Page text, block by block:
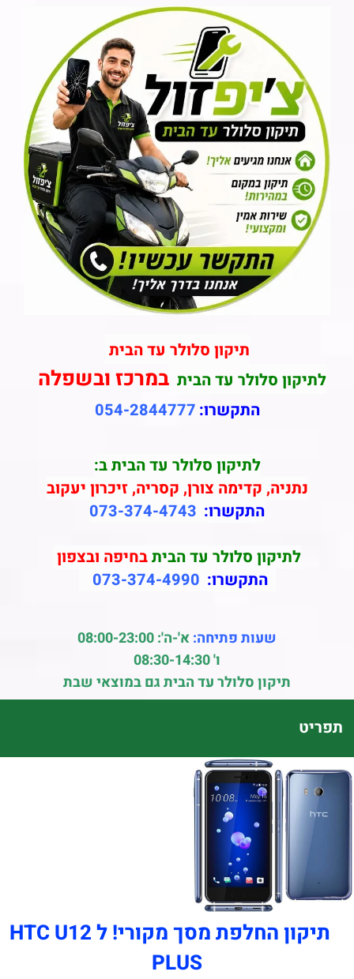
תיקון סלולר עד הבית
לתיקון סלולר עד הביתבמרכז ובשפלה
התקשרו: 054-2844777
לתיקון סלולר עד הבית ב:
נתניה, קדימה צורן, קסריה, זיכרון יעקוב
התקשרו: 073-374-4743
לתיקון סלולר עד הביתבחיפה ובצפון
התקשרו: 073-374-4990
שעות פתיחה:א'-ה': 08:00-23:00
ו' 08:30-14:30
תיקון סלולר עד הבית גם במוצאי שבת
תפריט
תיקון החלפת מסך מקורי! ל HTC U12
PLUS